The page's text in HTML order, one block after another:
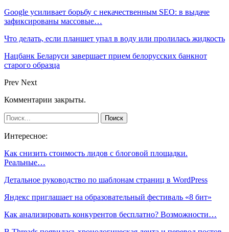
Google усиливает борьбу с некачественным SEO: в выдаче
зафиксированы массовые…
Что делать, если планшет упал в воду или пролилась жидкость
Нацбанк Беларуси завершает прием белорусских банкнот
старого образца
Prev Next
Комментарии закрыты.
Интересное:
Как снизить стоимость лидов с блоговой площадки.
Реальные…
Детальное руководство по шаблонам страниц в WordPress
Яндекс приглашает на образовательный фестиваль «8 бит»
Как анализировать конкурентов бесплатно? Возможности…